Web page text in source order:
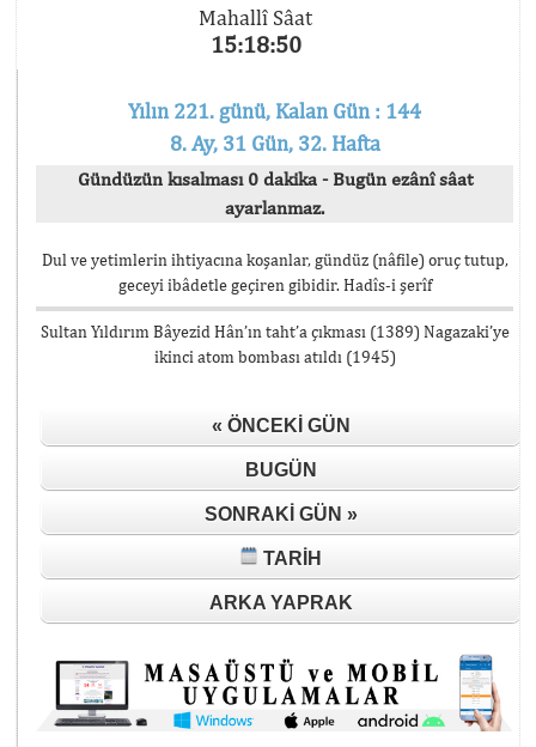
Mahallî Sâat
15:18:50
Yılın 221. günü, Kalan Gün : 144
8. Ay, 31 Gün, 32. Hafta
Gündüzün kısalması 0 dakika - Bugün ezânî sâat
ayarlanmaz.
Dul ve yetimlerin ihtiyacına koşanlar, gündüz (nâfile) oruç tutup,
geceyi ibâdetle geçiren gibidir. Hadîs-i şerîf
Sultan Yıldırım Bâyezid Hân’ın taht’a çıkması (1389) Nagazaki’ye
ikinci atom bombası atıldı (1945)
« ÖNCEKI GÜN
BUGÜN
SONRAKI GÜN »
TARIH
ARKA YAPRAK